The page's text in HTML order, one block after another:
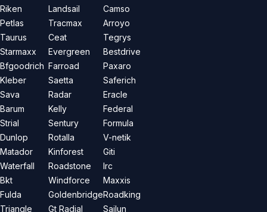
Riken
Petlas
Taurus
Starmaxx
Bfgoodrich
Kleber
Sava
Barum
Strial
Dunlop
Matador
Waterfall
Bkt
Fulda
Triangle
Landsail
Tracmax
Ceat
Evergreen
Farroad
Saetta
Radar
Kelly
Sentury
Rotalla
Kinforest
Roadstone
Windforce
Goldenbridge
Gt Radial
Camso
Arroyo
Tegrys
Bestdrive
Paxaro
Saferich
Eracle
Federal
Formula
V-netik
Giti
Irc
Maxxis
Roadking
Sailun